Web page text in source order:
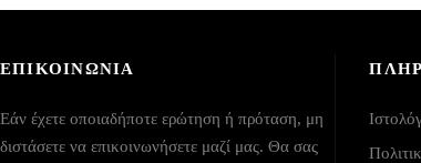
ΕΠΙΚΟΙΝΩΝΙΑ
Εάν έχετε οποιαδήποτε ερώτηση ή πρόταση, μη
διστάσετε να επικοινωνήσετε μαζί μας. Θα σας